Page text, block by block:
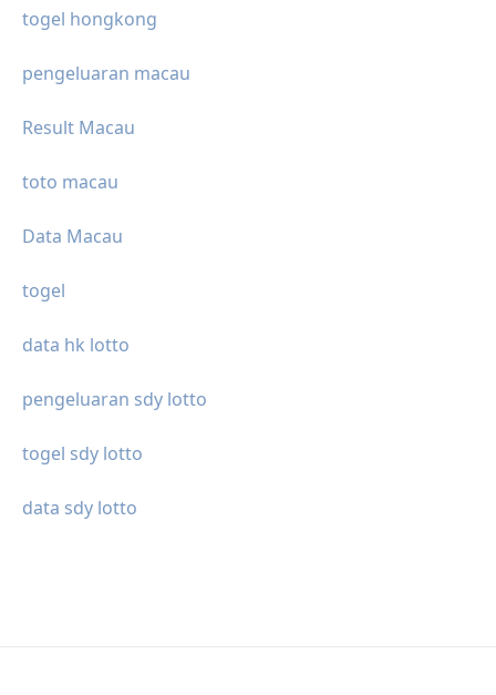
togel hongkong
pengeluaran macau
Result Macau
toto macau
Data Macau
togel
data hk lotto
pengeluaran sdy lotto
togel sdy lotto
data sdy lotto